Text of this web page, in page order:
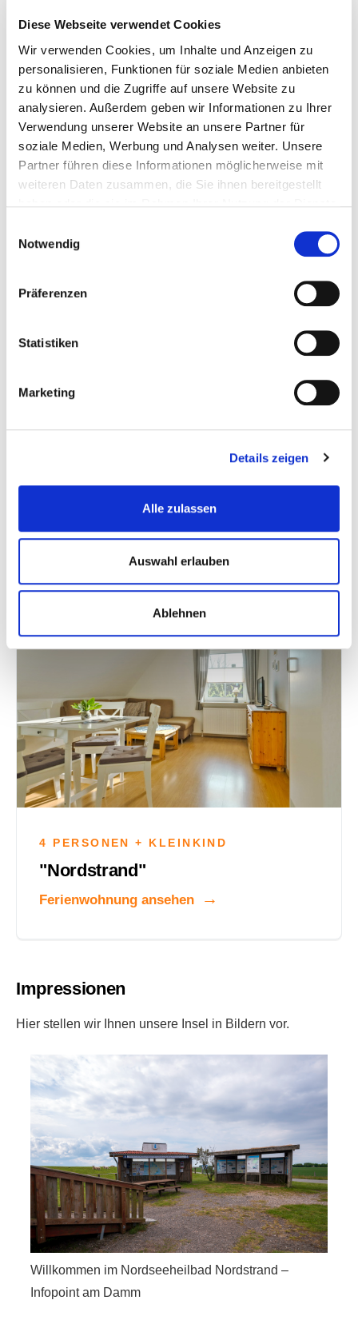
Diese Webseite verwendet Cookies
Wir verwenden Cookies, um Inhalte und Anzeigen zu
personalisieren, Funktionen für soziale Medien anbieten
zu können und die Zugriffe auf unsere Website zu
analysieren. Außerdem geben wir Informationen zu Ihrer
Verwendung unserer Website an unsere Partner für
soziale Medien, Werbung und Analysen weiter. Unsere
Partner führen diese Informationen möglicherweise mit
weiteren Daten zusammen, die Sie ihnen bereitgestellt
Notwendig
Präferenzen
Statistiken
Marketing
Details zeigen
Alle zulassen
Auswahl erlauben
Ablehnen
Karte zum Vergrößern anklicken
Unsere Ferienwohnungen
"Kleiner Belt"
Ferienwohnung ansehen
4 PERSONEN + KLEINKIND
"Nordstrand"
Ferienwohnung ansehen
Impressionen
Hier stellen wir Ihnen unsere Insel in Bildern vor.
Willkommen im Nordseeheilbad Nordstrand –
Infopoint am Damm